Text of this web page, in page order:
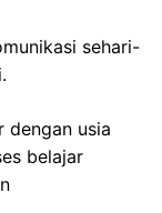
sehari-
dengan usia
belajar